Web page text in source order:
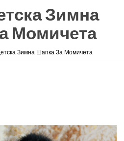
Зимна
Момичета
Зимна Шапка За Момичета